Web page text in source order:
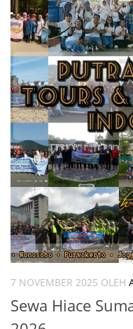
7 NOVEMBER 2025 OLEH
Sewa Hiace